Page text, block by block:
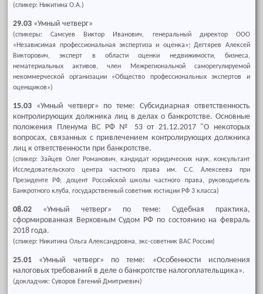
(спикер: Никитина О.А.)
29.03 «Умный четверг»
(спикеры: Самсуев Виктор Иванович, генеральный директор ООО
«Независимая профессиональная экспертиза и оценка»; Дегтярев Алексей
Викторович, эксперт в области оценки недвижимости, бизнеса,
нематериальных активов, член Межрегиональной саморегулируемой
некоммерческой организации «Общество профессиональных экспертов и
оценщиков»)
15.03 «Умный четверг» по теме: Субсидиарная ответственность
контролирующих должника лиц в делах о банкротстве. Основные
положения Пленума ВС РФ № 53 от 21.12.2017 "О некоторых
вопросах, связанных с привлечением контролирующих должника
лиц к ответственности при банкротстве.
(спикер: Зайцев Олег Романович, кандидат юридических наук, консультант
Исследовательского центра частного права им. С.С. Алексеева при
Президенте РФ, доцент Российской школы частного права, руководитель
Банкротного клуба, государственный советник юстиции РФ 3 класса)
08.02 «Умный четверг» по теме: Судебная практика,
сформированная Верховным Судом РФ по состоянию на февраль
2018 года.
(спикер: Никитина Ольга Александровна, экс-советник ВАС России)
25.01 «Умный четверг» по теме: «Особенности исполнения
налоговых требований в деле о банкротстве налогоплательщика».
(докладчик: Суворов Евгений Дмитриевич)